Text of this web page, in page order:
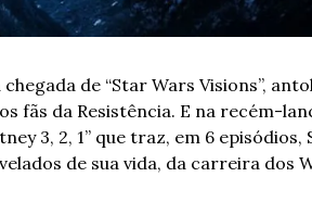
de “Star Wars Visions”,
fãs da Resistência. E na recém-
3, 2, 1” que traz, em 6
de sua vida, da carreira dos